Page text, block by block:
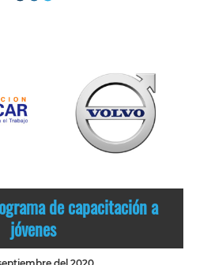
de capacitación a
jóvenes